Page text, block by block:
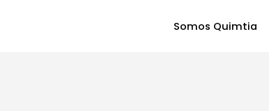
Somos Quimtia